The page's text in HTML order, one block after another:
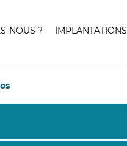
NOUS ? IMPLANTATIONS